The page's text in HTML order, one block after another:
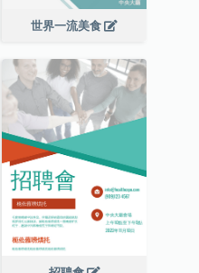
世界一流美食